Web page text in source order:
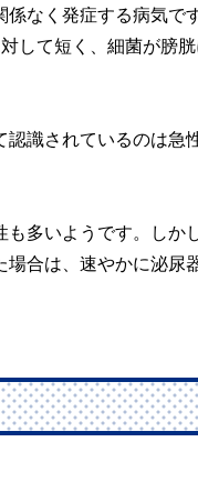
なく発症する病気で
して短く、細菌が膀
識されているのは急
多いようです。しか
合は、速やかに泌尿